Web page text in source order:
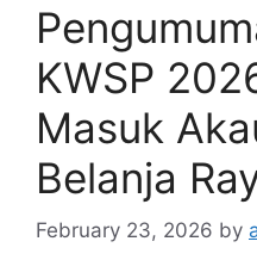
KWSP
Masuk
Belanja
February 23, 2026 by